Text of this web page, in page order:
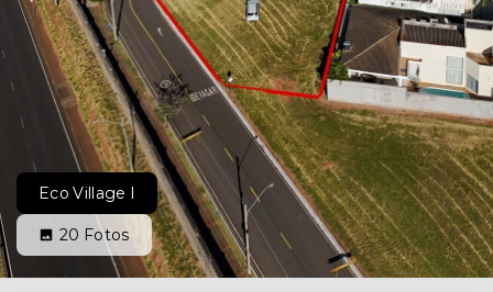
Eco Village I
20 Fotos